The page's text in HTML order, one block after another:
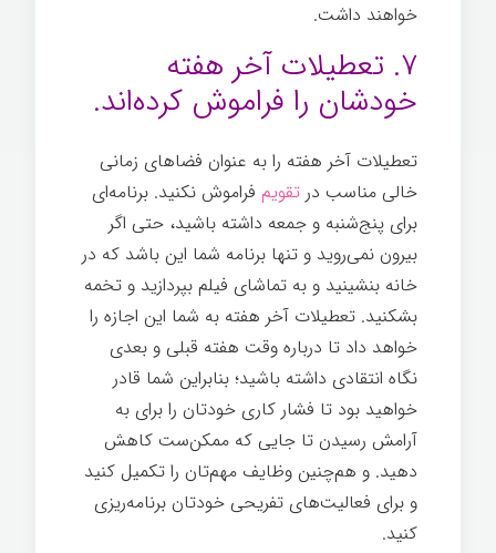
خواهند داشت.
۷. تعطیلات آخر هفته
خودشان را فراموش کرده‌اند.
تعطیلات آخر هفته را به عنوان فضاهای زمانی
خالی مناسب در تقویم فراموش نکنید. برنامه‌ای
برای پنج‌شنبه و جمعه داشته باشید، حتی اگر
بیرون نمی‌روید و تنها برنامه شما این باشد که در
خانه بنشینید و به تماشای فیلم بپردازید و تخمه
بشکنید. تعطیلات آخر هفته به شما این اجازه را
خواهد داد تا درباره وقت هفته قبلی و بعدی
نگاه انتقادی داشته باشید؛ بنابراین شما قادر
خواهید بود تا فشار کاری خودتان را برای به
آرامش رسیدن تا جایی که ممکن‌ست کاهش
دهید. و هم‌چنین وظایف مهم‌تان را تکمیل کنید
و برای فعالیت‌های تفریحی خودتان برنامه‌ریزی
کنید.